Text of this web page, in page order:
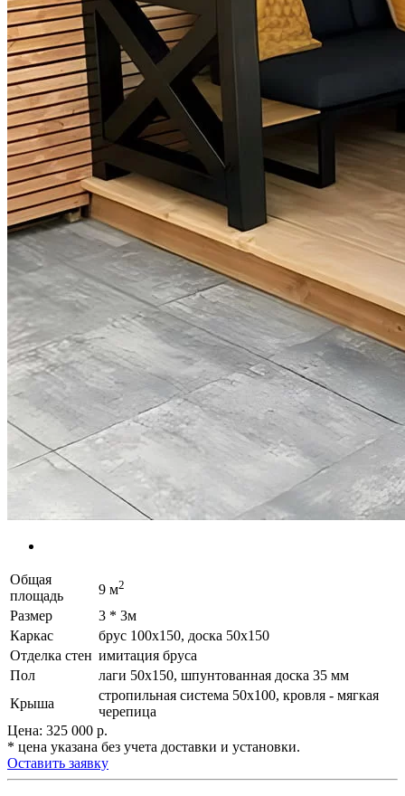
Общая
площадь
9 м2
Размер
3 * 3м
Каркас
брус 100х150, доска 50х150
Отделка стен имитация бруса
Пол
лаги 50х150, шпунтованная доска 35 мм
Крыша
стропильная система 50х100, кровля - мягкая
черепица
Цена: 325 000 р.
* цена указана без учета доставки и установки.
Оставить заявку